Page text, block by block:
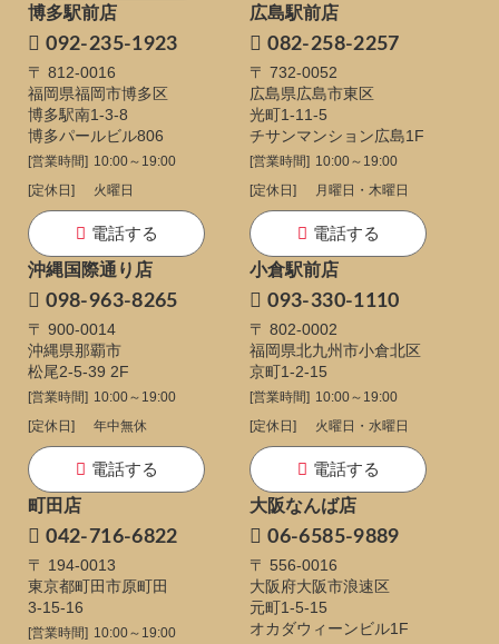
博多駅前店
092-235-1923
〒 812-0016
福岡県福岡市博多区
博多駅南1-3-8
博多パールビル806
[営業時間] 10:00～19:00
[定休日]
火曜日
電話する
広島駅前店
082-258-2257
〒 732-0052
広島県広島市東区
光町1-11-5
チサンマンション広島1F
[営業時間] 10:00～19:00
[定休日]
月曜日・木曜日
電話する
沖縄国際通り店
098-963-8265
〒 900-0014
沖縄県那覇市
松尾2-5-39 2F
[営業時間] 10:00～19:00
[定休日]
年中無休
電話する
小倉駅前店
093-330-1110
〒 802-0002
福岡県北九州市小倉北区
京町1-2-15
[営業時間] 10:00～19:00
[定休日]
火曜日・水曜日
電話する
町田店
042-716-6822
〒 194-0013
東京都町田市原町田
3-15-16
[営業時間] 10:00～19:00
大阪なんば店
06-6585-9889
〒 556-0016
大阪府大阪市浪速区
元町1-5-15
オカダウィーンビル1F